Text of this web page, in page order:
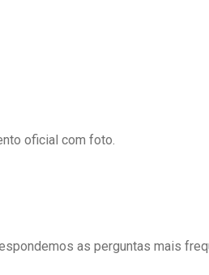
oficial com foto.
as perguntas mais